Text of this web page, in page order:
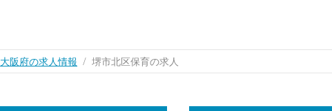
大阪府の求人情報 堺市北区保育の求人